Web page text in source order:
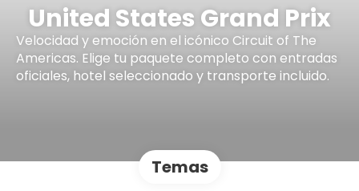
United States Grand Prix
Velocidad y emoción en el icónico Circuit of The
Americas. Elige tu paquete completo con entradas
oficiales, hotel seleccionado y transporte incluido.
Temas